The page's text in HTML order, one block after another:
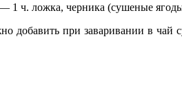
ч. ложка, черника (сушеные
при заваривании в чай